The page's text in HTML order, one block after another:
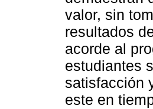
valor, sin
resultados
acorde al
estudiantes
satisfacción
este en